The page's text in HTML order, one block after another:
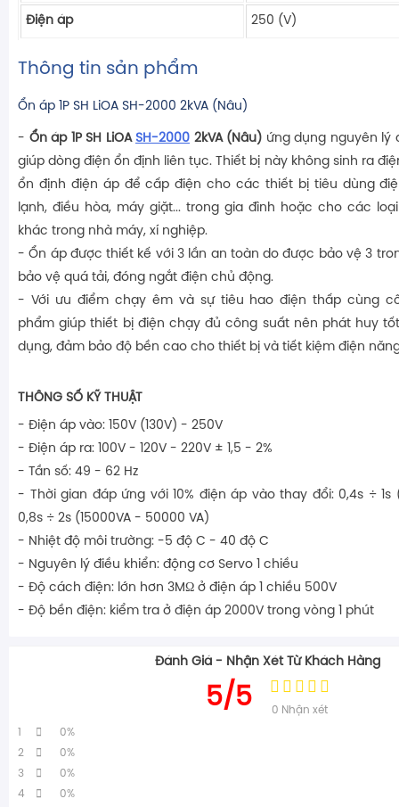
Điện áp 250 (V)
Thông tin sản phẩm
Ổn áp 1P SH LiOA SH-2000 2kVA (Nâu)
- Ổn áp 1P SH LiOA SH-2000 2kVA (Nâu) ứng dụng nguyên lý
giúp dòng điện ổn định liên tục. Thiết bị này không sinh ra
ổn định điện áp để cấp điện cho các thiết bị tiêu dùng
lạnh, điều hòa, máy giặt... trong gia đình hoặc cho các
khác trong nhà máy, xí nghiệp.
- Ổn áp được thiết kế với 3 lần an toàn do được bảo vệ 3
bảo vệ quá tải, đóng ngắt điện chủ động.
- Với ưu điểm chạy êm và sự tiêu hao điện thấp cùng
phẩm giúp thiết bị điện chạy đủ công suất nên phát huy
dụng, đảm bảo độ bền cao cho thiết bị và tiết kiệm điện
THÔNG SỐ KỸ THUẬT
- Điện áp vào: 150V (130V) - 250V
- Điện áp ra: 100V - 120V - 220V ± 1,5 - 2%
- Tần số: 49 - 62 Hz
- Thời gian đáp ứng với 10% điện áp vào thay đổi: 0,4s ÷ 1s
0,8s ÷ 2s (15000VA - 50000 VA)
- Nhiệt độ môi trường: -5 độ C - 40 độ C
- Nguyên lý điều khiển: động cơ Servo 1 chiều
- Độ cách điện: lớn hơn 3MΩ ở điện áp 1 chiều 500V
- Độ bền điện: kiểm tra ở điện áp 2000V trong vòng 1 phút
Đánh Giá - Nhận Xét Từ Khách Hàng
5/5 0 Nhận xét
1
0%
2
0%
3
0%
4
0%